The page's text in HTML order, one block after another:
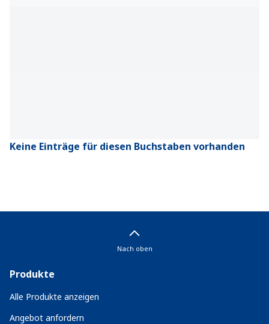
Keine Einträge für diesen Buchstaben vorhanden
Nach oben
Produkte
Alle Produkte anzeigen
Angebot anfordern